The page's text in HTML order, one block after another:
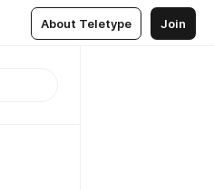
About Teletype Join